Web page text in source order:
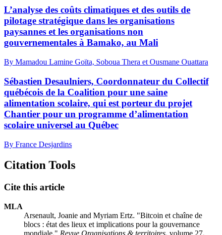
L’analyse des coûts climatiques et des outils de
pilotage stratégique dans les organisations
paysannes et les organisations non
gouvernementales à Bamako, au Mali
By Mamadou Lamine Goïta, Soboua Thera et Ousmane Ouattara
Sébastien Desaulniers, Coordonnateur du Collectif
québécois de la Coalition pour une saine
alimentation scolaire, qui est porteur du projet
Chantier pour un programme d’alimentation
scolaire universel au Québec
By France Desjardins
Citation Tools
Cite this article
MLA
Arsenault, Joanie and Myriam Ertz. "Bitcoin et chaîne de
blocs : état des lieux et implications pour la gouvernance
mondiale." Revue Organisations & territoires, volume 27,